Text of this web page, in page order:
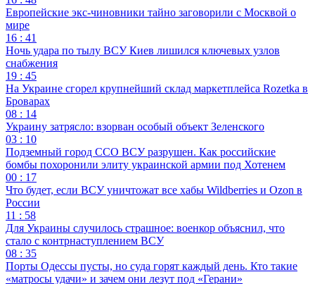
Европейские экс-чиновники тайно заговорили с Москвой о
мире
16 : 41
Ночь удара по тылу ВСУ Киев лишился ключевых узлов
снабжения
19 : 45
На Украине сгорел крупнейший склад маркетплейса Rozetka в
Броварах
08 : 14
Украину затрясло: взорван особый объект Зеленского
03 : 10
Подземный город ССО ВСУ разрушен. Как российские
бомбы похоронили элиту украинской армии под Хотенем
00 : 17
Что будет, если ВСУ уничтожат все хабы Wildberries и Ozon в
России
11 : 58
Для Украины случилось страшное: военкор объяснил, что
стало с контрнаступлением ВСУ
08 : 35
Порты Одессы пусты, но суда горят каждый день. Кто такие
«матросы удачи» и зачем они лезут под «Герани»